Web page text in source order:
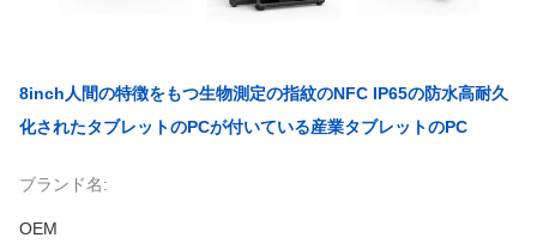
8inch人間の特徴をもつ生物測定の指紋のNFC IP65の防水高耐久
化されたタブレットのPCが付いている産業タブレットのPC
ブランド名:
OEM